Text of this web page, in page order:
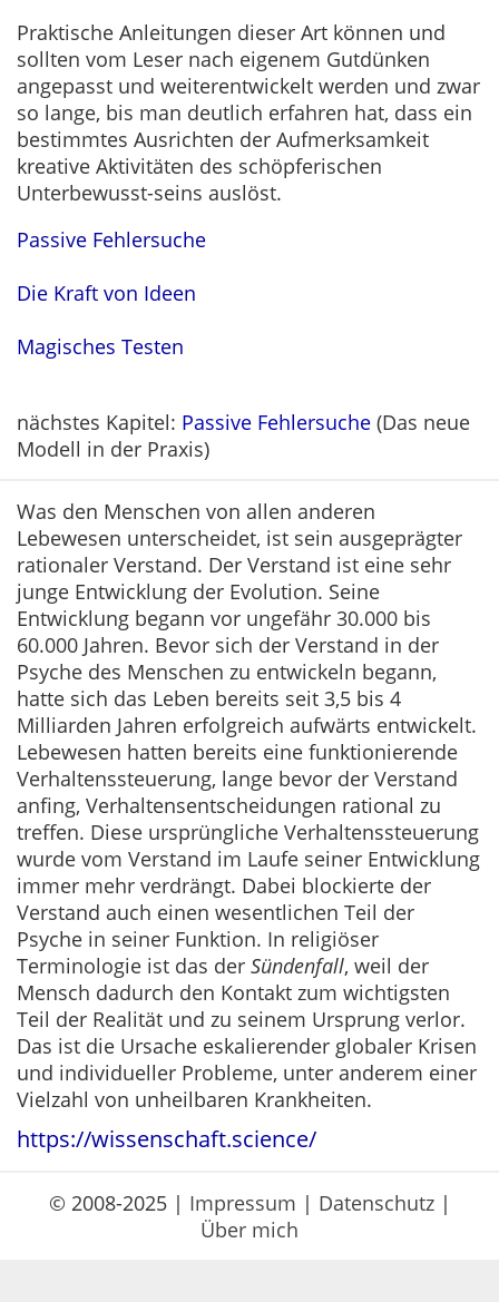
Praktische Anleitungen dieser Art können und
sollten vom Leser nach eigenem Gutdünken
angepasst und weiterentwickelt werden und zwar
so lange, bis man deutlich erfahren hat, dass ein
bestimmtes Ausrichten der Aufmerksamkeit
kreative Aktivitäten des schöpferischen
Unterbewusst-seins auslöst.
Passive Fehlersuche
Die Kraft von Ideen
Magisches Testen
nächstes Kapitel: Passive Fehlersuche (Das neue
Modell in der Praxis)
Was den Menschen von allen anderen
Lebewesen unterscheidet, ist sein ausgeprägter
rationaler Verstand. Der Verstand ist eine sehr
junge Entwicklung der Evolution. Seine
Entwicklung begann vor ungefähr 30.000 bis
60.000 Jahren. Bevor sich der Verstand in der
Psyche des Menschen zu entwickeln begann,
hatte sich das Leben bereits seit 3,5 bis 4
Milliarden Jahren erfolgreich aufwärts entwickelt.
Lebewesen hatten bereits eine funktionierende
Verhaltenssteuerung, lange bevor der Verstand
anfing, Verhaltensentscheidungen rational zu
treffen. Diese ursprüngliche Verhaltenssteuerung
wurde vom Verstand im Laufe seiner Entwicklung
immer mehr verdrängt. Dabei blockierte der
Verstand auch einen wesentlichen Teil der
Psyche in seiner Funktion. In religiöser
Terminologie ist das der Sündenfall, weil der
Mensch dadurch den Kontakt zum wichtigsten
Teil der Realität und zu seinem Ursprung verlor.
Das ist die Ursache eskalierender globaler Krisen
und individueller Probleme, unter anderem einer
Vielzahl von unheilbaren Krankheiten.
https://wissenschaft.science/
© 2008-2025 | Impressum | Datenschutz|
Über mich